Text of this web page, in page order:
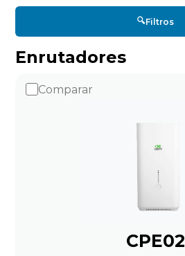
🔍Filtros
Enrutadores
Comparar
CPE02